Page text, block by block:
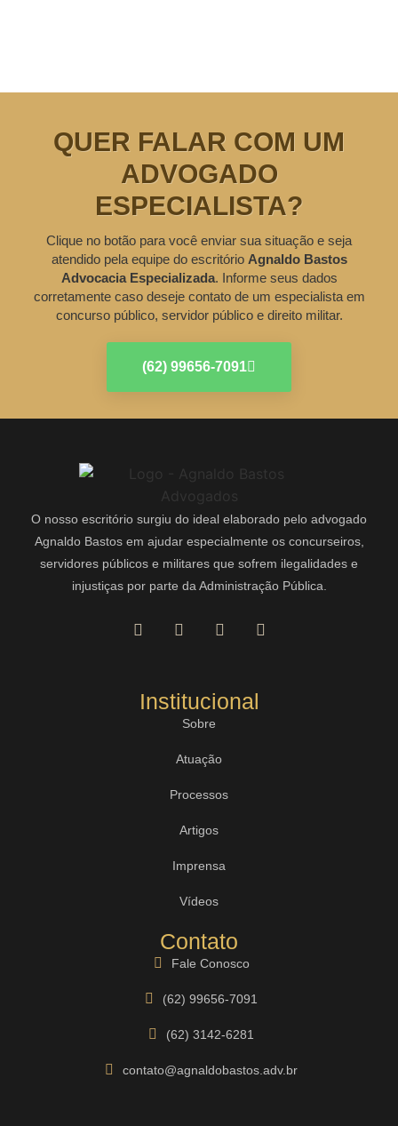
QUER FALAR COM UM
ADVOGADO
ESPECIALISTA?
Clique no botão para você enviar sua situação e seja
atendido pela equipe do escritório Agnaldo Bastos
Advocacia Especializada. Informe seus dados
corretamente caso deseje contato de um especialista em
concurso público, servidor público e direito militar.
(62) 99656-7091
O nosso escritório surgiu do ideal elaborado pelo advogado
Agnaldo Bastos em ajudar especialmente os concurseiros,
servidores públicos e militares que sofrem ilegalidades e
injustiças por parte da Administração Pública.
Institucional
Sobre
Atuação
Processos
Artigos
Imprensa
Vídeos
Contato
Fale Conosco
(62) 99656-7091
(62) 3142-6281
contato@agnaldobastos.adv.br